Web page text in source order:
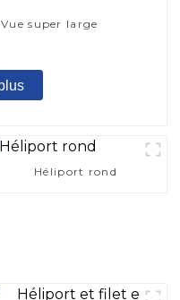
super large
Héliport rond